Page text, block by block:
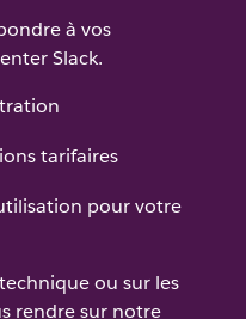
à vos
Slack.
tarifaires
pour votre
ou sur les
rendre sur notre